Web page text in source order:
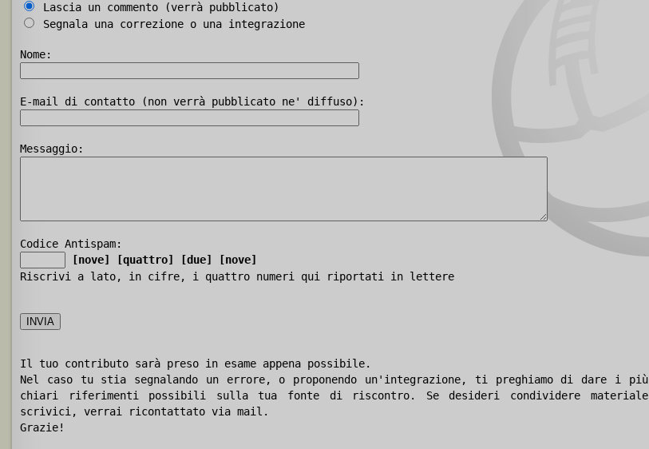
Lascia un commento (verrà pubblicato)
Segnala una correzione o una integrazione
Nome:
E-mail di contatto (non verrà pubblicato ne' diffuso):
Messaggio:
Codice Antispam:
[nove]
[quattro] [due]
[nove]
Riscrivi a lato, in cifre, i quattro numeri qui riportati in lettere
Il tuo contributo sarà preso in esame appena possibile.
Nel caso tu stia segnalando un errore, o proponendo un'integrazione, ti preghiamo di dare i più
chiari riferimenti possibili sulla tua fonte di riscontro. Se desideri condividere materiale
scrivici, verrai ricontattato via mail.
Grazie!